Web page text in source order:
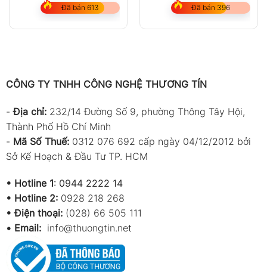
Đã bán 613 Đã bán 396
CÔNG TY TNHH CÔNG NGHỆ THƯƠNG TÍN
-Địa chỉ: 232/14 Đường Số 9, phường Thông Tây Hội,
Thành Phố Hồ Chí Minh
- Mã Số Thuế: 0312 076 692 cấp ngày 04/12/2012 bởi
Sở Kế Hoạch & Đầu Tư TP. HCM
• Hotline 1: 0944 2222 14
• Hotline 2: 0928 218 268
• Điện thoại: (028) 66 505 111
• Email: info@thuongtin.net